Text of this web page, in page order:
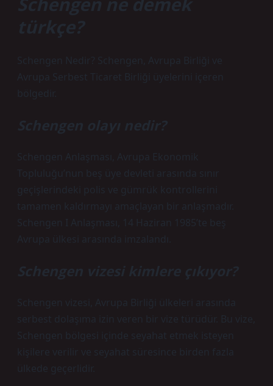
türkçe?
Schengen Nedir? Schengen, Avrupa Birliği ve
Avrupa Serbest Ticaret Birliği üyelerini içeren
bölgedir.
Schengen olayı nedir?
Schengen Anlaşması, Avrupa Ekonomik
Topluluğu’nun beş üye devleti arasında sınır
geçişlerindeki polis ve gümrük kontrollerini
tamamen kaldırmayı amaçlayan bir anlaşmadır.
Schengen I Anlaşması, 14 Haziran 1985’te beş
Avrupa ülkesi arasında imzalandı.
Schengen vizesi kimlere çıkıyor?
Schengen vizesi, Avrupa Birliği ülkeleri arasında
serbest dolaşıma izin veren bir vize türüdür. Bu vize,
Schengen bölgesi içinde seyahat etmek isteyen
kişilere verilir ve seyahat süresince birden fazla
ülkede geçerlidir.